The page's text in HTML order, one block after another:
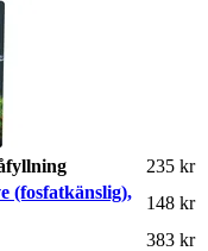
235 kr
(fosfatkänslig),
148 kr
383 kr